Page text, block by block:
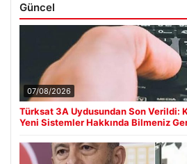
Güncel
07/08/2026
Türksat 3A Uydusundan Son Verildi:
Yeni Sistemler Hakkında Bilmeniz